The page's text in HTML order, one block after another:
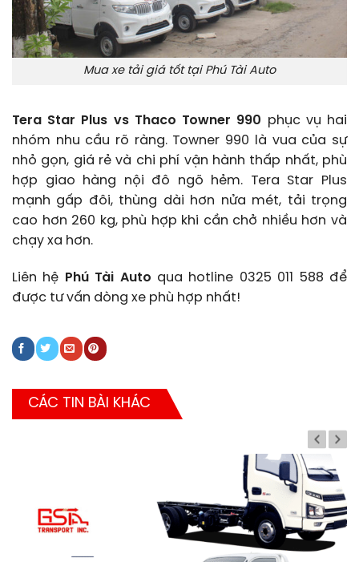
Mua xe tải giá tốt tại Phú Tài Auto
Tera Star Plus vs Thaco Towner 990 phục vụ hai
nhóm nhu cầu rõ ràng. Towner 990 là vua của sự
nhỏ gọn, giá rẻ và chi phí vận hành thấp nhất, phù
hợp giao hàng nội đô ngõ hẻm. Tera Star Plus
mạnh gấp đôi, thùng dài hơn nửa mét, tải trọng
cao hơn 260 kg, phù hợp khi cần chở nhiều hơn và
chạy xa hơn.
Liên hệ Phú Tài Auto qua hotline 0325 011 588 để
được tư vấn dòng xe phù hợp nhất!
CÁC TIN BÀI KHÁC